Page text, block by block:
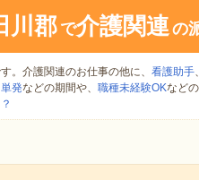
川郡 で介護関連の
。介護関連のお仕事の他に、 看護助手、
単発などの期間や、 職種未経験OKなど